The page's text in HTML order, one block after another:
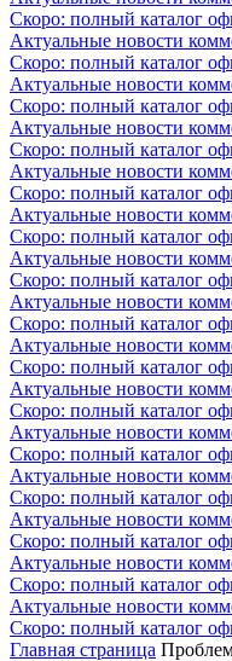
Скоро: полный каталог
Актуальные новости
Скоро: полный каталог
Актуальные новости
Скоро: полный каталог
Актуальные новости
Скоро: полный каталог
Актуальные новости
Скоро: полный каталог
Актуальные новости
Скоро: полный каталог
Актуальные новости
Скоро: полный каталог
Актуальные новости
Скоро: полный каталог
Актуальные новости
Скоро: полный каталог
Актуальные новости
Скоро: полный каталог
Актуальные новости
Скоро: полный каталог
Актуальные новости
Скоро: полный каталог
Актуальные новости
Скоро: полный каталог
Актуальные новости
Скоро: полный каталог
Актуальные новости
Скоро: полный каталог
Главная страница